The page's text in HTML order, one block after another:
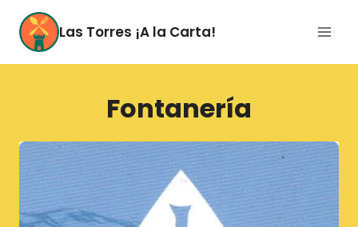
Saltar
contenido
Las Torres ¡A la Carta!
Fontanería